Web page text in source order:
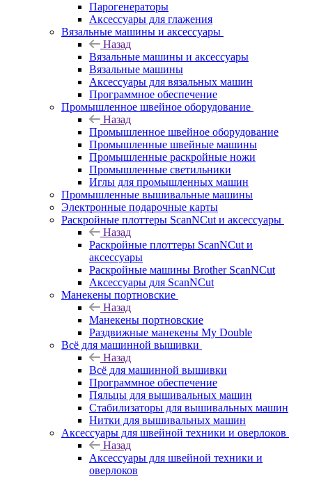
Парогенераторы
Аксессуары для глажения
Вязальные машины и аксессуары
Назад
Вязальные машины и аксессуары
Вязальные машины
Аксессуары для вязальных машин
Программное обеспечение
Промышленное швейное оборудование
Назад
Промышленное швейное оборудование
Промышленные швейные машины
Промышленные раскройные ножи
Промышленные светильники
Иглы для промышленных машин
Промышленные вышивальные машины
Электронные подарочные карты
Раскройные плоттеры ScanNCut и аксессуары
Назад
Раскройные плоттеры ScanNCut и
аксессуары
Раскройные машины Brother ScanNCut
Аксессуары для ScanNCut
Манекены портновские
Назад
Манекены портновские
Раздвижные манекены My Double
Всё для машинной вышивки
Назад
Всё для машинной вышивки
Программное обеспечение
Пяльцы для вышивальных машин
Стабилизаторы для вышивальных машин
Нитки для вышивальных машин
Аксессуары для швейной техники и оверлоков
Назад
Аксессуары для швейной техники и
оверлоков